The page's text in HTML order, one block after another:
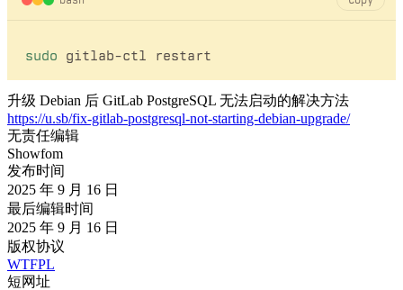
sudo
升级 Debian 后 GitLab PostgreSQL 无法启动的解决方法
https://u.sb/fix-gitlab-postgresql-not-starting-debian-upgrade/
无责任编辑
Showfom
发布时间
2025 年 9 月 16 日
最后编辑时间
2025 年 9 月 16 日
版权协议
WTFPL
短网址